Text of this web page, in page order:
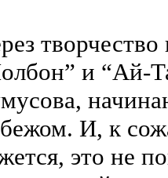
и “Ай-
И, к
это не